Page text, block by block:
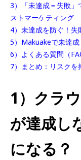
3）「未達成＝失敗
ストマーケティング
4）未達成を防ぐ！
5）Makuakeで未達
6）よくある質問（
7）まとめ：リスク
1）クラ
が達成し
になる？